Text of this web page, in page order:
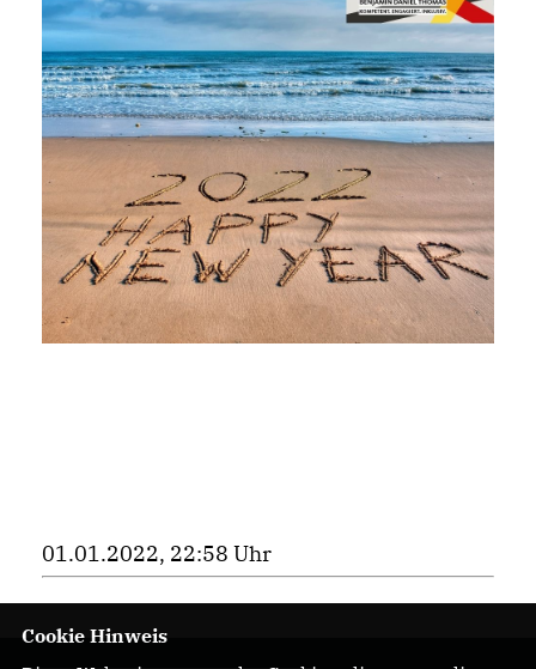
01.01.2022, 22:58 Uhr
Cookie Hinweis